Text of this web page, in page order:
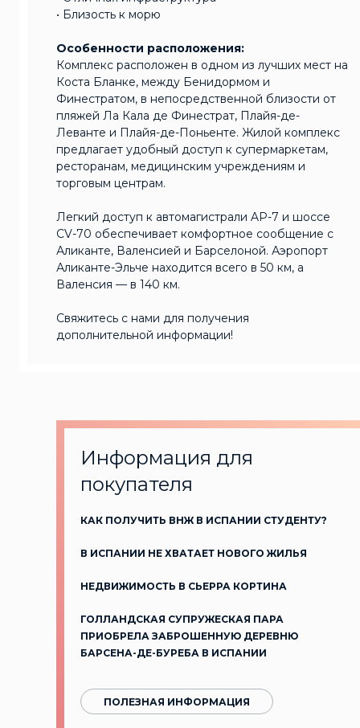
• Близость к морю
Особенности расположения:
Комплекс расположен в одном из лучших мест на
Коста Бланке, между Бенидормом и
Финестратом, в непосредственной близости от
пляжей Ла Кала де Финестрат, Плайя-де-
Леванте и Плайя-де-Поньенте. Жилой комплекс
предлагает удобный доступ к супермаркетам,
ресторанам, медицинским учреждениям и
торговым центрам.
Легкий доступ к автомагистрали AP-7 и шоссе
CV-70 обеспечивает комфортное сообщение с
Аликанте, Валенсией и Барселоной. Аэропорт
Аликанте-Эльче находится всего в 50 км, а
Валенсия — в 140 км.
Свяжитесь с нами для получения
дополнительной информации!
Информация для
покупателя
КАК ПОЛУЧИТЬ ВНЖ В ИСПАНИИ СТУДЕНТУ?
В ИСПАНИИ НЕ ХВАТАЕТ НОВОГО ЖИЛЬЯ
НЕДВИЖИМОСТЬ В СЬЕРРА КОРТИНА
ГОЛЛАНДСКАЯ СУПРУЖЕСКАЯ ПАРА
ПРИОБРЕЛА ЗАБРОШЕННУЮ ДЕРЕВНЮ
БАРСЕНА-ДЕ-БУРЕБА В ИСПАНИИ
ПОЛЕЗНАЯ ИНФОРМАЦИЯ